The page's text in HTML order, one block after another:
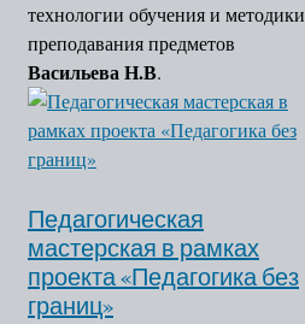
технологии обучения и методики
преподавания предметов
Васильева Н.В.
Педагогическая
мастерская в рамках
проекта «Педагогика без
границ»